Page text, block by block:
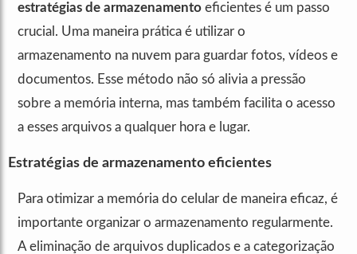
estratégias de armazenamento eficientes é um passo
crucial. Uma maneira prática é utilizar o
armazenamento na nuvem para guardar fotos, vídeos e
documentos. Esse método não só alivia a pressão
sobre a memória interna, mas também facilita o acesso
a esses arquivos a qualquer hora e lugar.
Estratégias de armazenamento eficientes
Para otimizar a memória do celular de maneira eficaz, é
importante organizar o armazenamento regularmente.
A eliminação de arquivos duplicados e a categorização